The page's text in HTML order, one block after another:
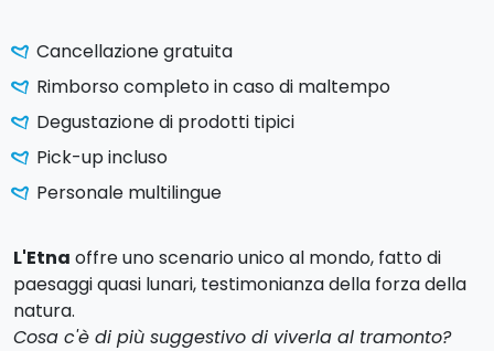
Cancellazione gratuita
Rimborso completo in caso di maltempo
Degustazione di prodotti tipici
Pick-up incluso
Personale multilingue
L'Etna offre uno scenario unico al mondo, fatto di
paesaggi quasi lunari, testimonianza della forza della
natura.
Cosa c'è di più suggestivo di viverla al tramonto?